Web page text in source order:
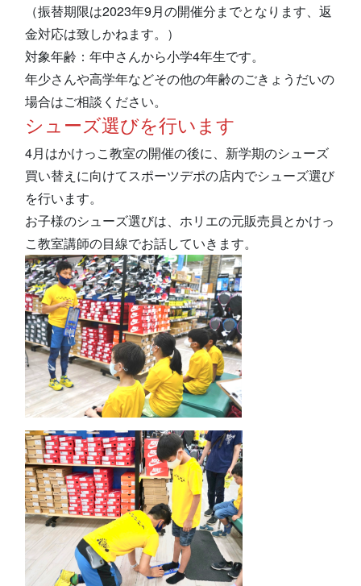
（振替期限は2023年9月の開催分までとなります、返
金対応は致しかねます。）
対象年齢：年中さんから小学4年生です。
年少さんや高学年などその他の年齢のごきょうだいの
場合はご相談ください。
シューズ選びを行います
4月はかけっこ教室の開催の後に、新学期のシューズ
買い替えに向けてスポーツデポの店内でシューズ選び
を行います。
お子様のシューズ選びは、ホリエの元販売員とかけっ
こ教室講師の目線でお話していきます。